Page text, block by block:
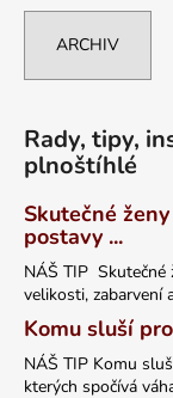
ARCHIV
Rady, tipy,
plnoštíhlé
Skutečné
postavy ...
NÁŠ TIP Skutečné
velikosti, zabarvení
Komu sluší
NÁŠ TIP Komu
kterých spočívá